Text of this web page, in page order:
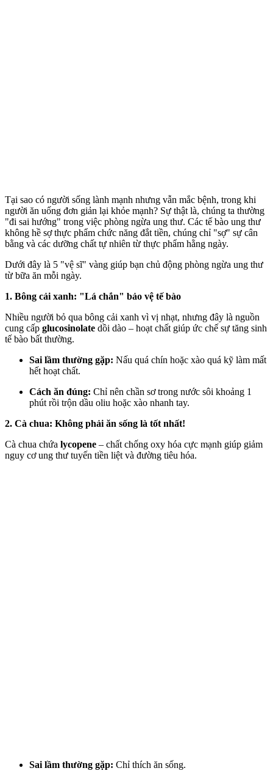
Tại sao có người sống lành mạnh nhưng vẫn mắc bệnh, trong khi
người ăn uống đơn giản lại khỏe mạnh? Sự thật là, chúng ta thường
"đi sai hướng" trong việc phòng ngừa ung thư. Các tế bào ung thư
không hề sợ thực phẩm chức năng đắt tiền, chúng chỉ "sợ" sự cân
bằng và các dưỡng chất tự nhiên từ thực phẩm hằng ngày.
Dưới đây là 5 "vệ sĩ" vàng giúp bạn chủ động phòng ngừa ung thư
từ bữa ăn mỗi ngày.
1. Bông cải xanh: "Lá chắn" bảo vệ tế bào
Nhiều người bỏ qua bông cải xanh vì vị nhạt, nhưng đây là nguồn
cung cấp glucosinolate dồi dào – hoạt chất giúp ức chế sự tăng sinh
tế bào bất thường.
Sai lầm thường gặp: Nấu quá chín hoặc xào quá kỹ làm mất
hết hoạt chất.
Cách ăn đúng: Chỉ nên chần sơ trong nước sôi khoảng 1
phút rồi trộn dầu oliu hoặc xào nhanh tay.
2. Cà chua: Không phải ăn sống là tốt nhất!
Cà chua chứa lycopene – chất chống oxy hóa cực mạnh giúp giảm
nguy cơ ung thư tuyến tiền liệt và đường tiêu hóa.
Sai lầm thường gặp: Chỉ thích ăn sống.